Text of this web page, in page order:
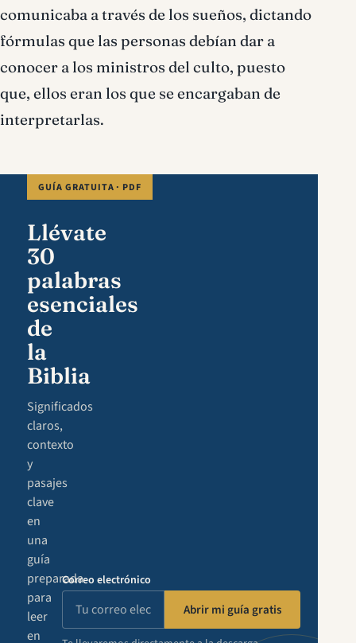
comunicaba a través de los sueños, dictando
fórmulas que las personas debían dar a
conocer a los ministros del culto, puesto
que, ellos eran los que se encargaban de
interpretarlas.
GUÍA GRATUITA · PDF
Llévate
30
palabras
esenciales
de
la
Biblia
Significados
claros,
contexto
y
pasajes
clave
en
una
guía
preparada
para
leer
en
Correo electrónico
Abrir mi guía gratis